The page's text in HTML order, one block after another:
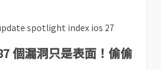
個漏洞只是表面！偷偷